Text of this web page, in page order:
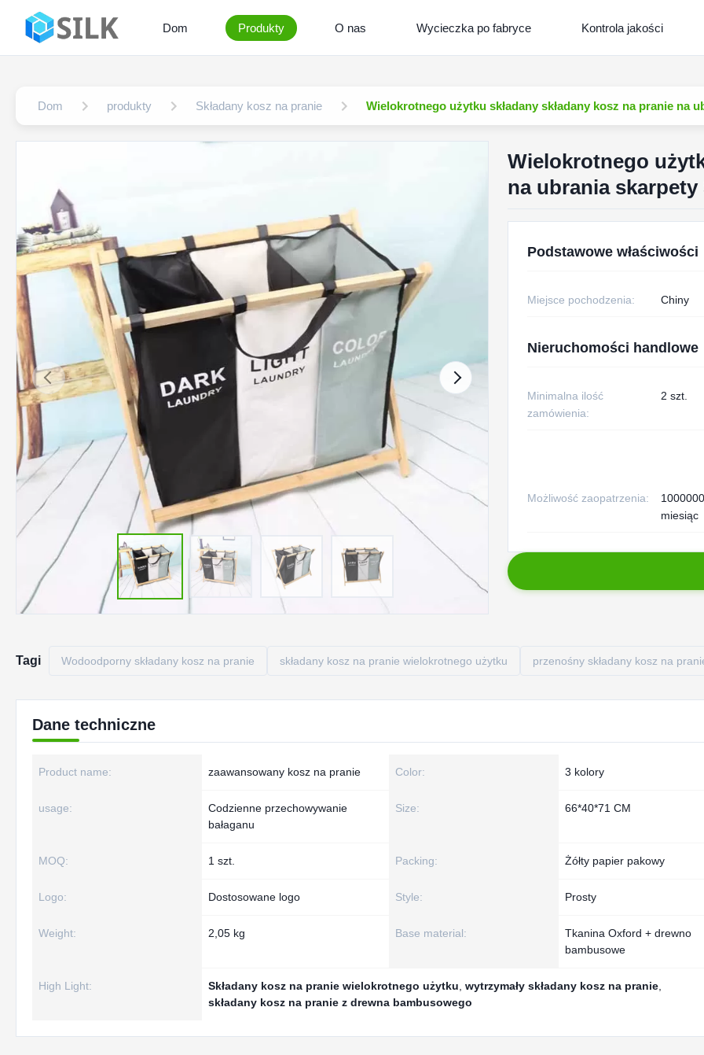
Dom Produkty O nas Wycieczka po fabryce Kontrola jakości
Dom produkty Składany kosz na pranie Wielokrotnego użytku składany składany kosz na pranie na
Wielokrotnego
na ubrania
Podstawowe właściwości
Miejsce pochodzenia: Chiny
Nieruchomości handlowe
Minimalna ilość
zamówienia:
2 szt.
Możliwość zaopatrzenia:
miesiąc
Tagi Wodoodporny składany kosz na pranie składany kosz na pranie wielokrotnego użytku przenośny składany kosz na
Dane techniczne
Product name: zaawansowany kosz na pranie Color: 3 kolory
usage:
Codzienne przechowywanie
bałaganu
Size: 66*40*71 CM
MOQ: 1 szt. Packing: Żółty papier pakowy
Logo: Dostosowane logo Style: Prosty
Weight: 2,05 kg Base material:
Tkanina Oxford + drewno
bambusowe
High Light: Składany kosz na pranie wielokrotnego użytku wytrzymały składany kosz na pranie
składany kosz na pranie z drewna bambusowego